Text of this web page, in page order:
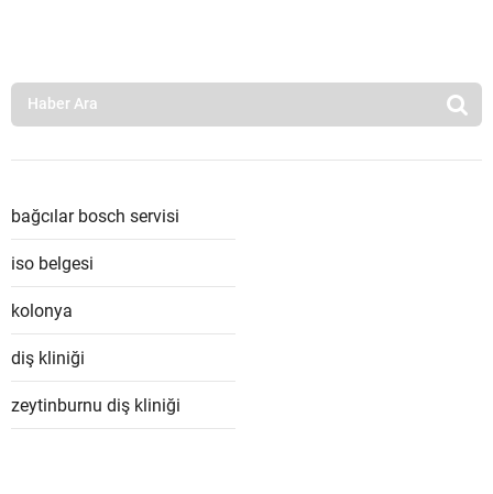
bağcılar bosch servisi
iso belgesi
kolonya
diş kliniği
zeytinburnu diş kliniği